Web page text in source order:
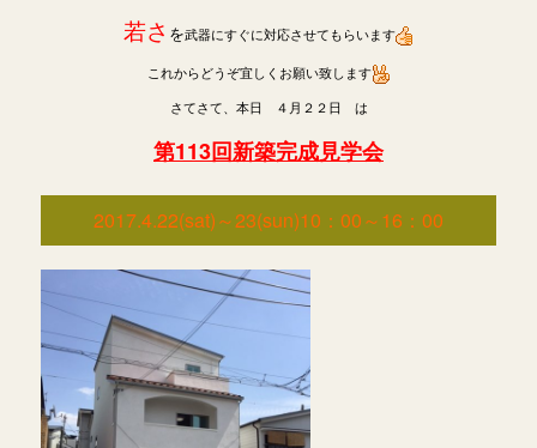
若さ を武器にすぐに対応させてもらいます
これからどうぞ宜しくお願い致します
さてさて、本日 ４月２２日 は
第113回新築完成見学会
2017.4.22(sat)～23(sun)10：00～16：00